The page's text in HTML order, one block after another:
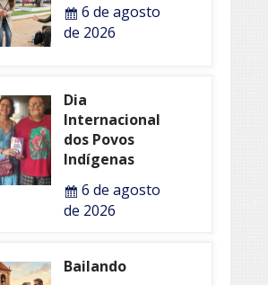
6 de agosto
de 2026
Dia
Internacional
dos Povos
Indígenas
6 de agosto
de 2026
Bailando